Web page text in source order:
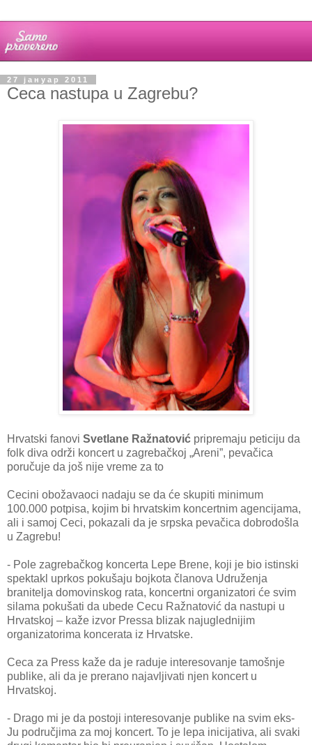
27 јануар 2011
Ceca nastupa u Zagrebu?
Hrvatski fanovi Svetlane Ražnatović pripremaju peticiju da
folk diva održi koncert u zagrebačkoj „Areni”, pevačica
poručuje da još nije vreme za to
Cecini obožavaoci nadaju se da će skupiti minimum
100.000 potpisa, kojim bi hrvatskim koncertnim agencijama,
ali i samoj Ceci, pokazali da je srpska pevačica dobrodošla
u Zagrebu!
- Pole zagrebačkog koncerta Lepe Brene, koji je bio istinski
spektakl uprkos pokušaju bojkota članova Udruženja
branitelja domovinskog rata, koncertni organizatori će svim
silama pokušati da ubede Cecu Ražnatović da nastupi u
Hrvatskoj – kaže izvor Pressa blizak najuglednijim
organizatorima koncerata iz Hrvatske.
Ceca za Press kaže da je raduje interesovanje tamošnje
publike, ali da je prerano najavljivati njen koncert u
Hrvatskoj.
- Drago mi je da postoji interesovanje publike na svim eks-
Ju područjima za moj koncert. To je lepa inicijativa, ali svaki